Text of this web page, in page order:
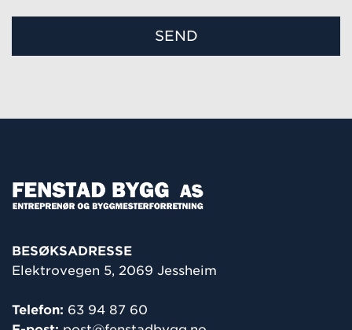
BESØKSADRESSE
Elektrovegen 5, 2069 Jessheim
Telefon: 63 94 87 60